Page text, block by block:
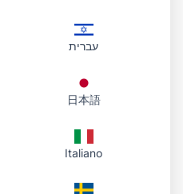
suunnitelmasi
10 latausta/päivä,
kuva nykyiseltä
עברית
日本語
Italiano